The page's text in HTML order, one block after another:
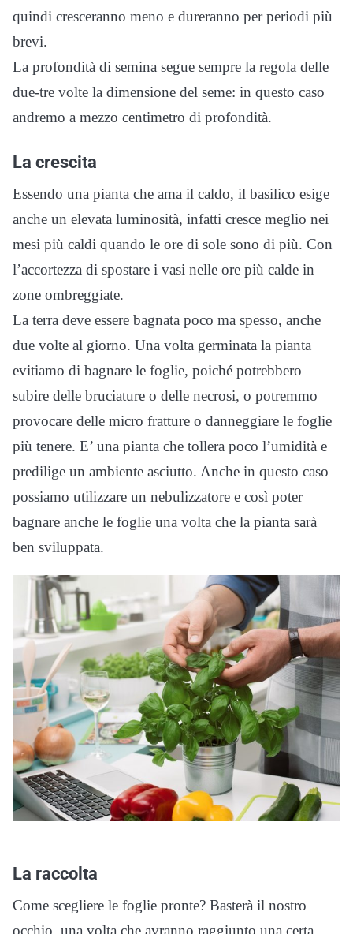
quindi cresceranno meno e dureranno per periodi più
brevi.
La profondità di semina segue sempre la regola delle
due-tre volte la dimensione del seme: in questo caso
andremo a mezzo centimetro di profondità.
La crescita
Essendo una pianta che ama il caldo, il basilico esige
anche un elevata luminosità, infatti cresce meglio nei
mesi più caldi quando le ore di sole sono di più. Con
l’accortezza di spostare i vasi nelle ore più calde in
zone ombreggiate.
La terra deve essere bagnata poco ma spesso, anche
due volte al giorno. Una volta germinata la pianta
evitiamo di bagnare le foglie, poiché potrebbero
subire delle bruciature o delle necrosi, o potremmo
provocare delle micro fratture o danneggiare le foglie
più tenere. E’ una pianta che tollera poco l’umidità e
predilige un ambiente asciutto. Anche in questo caso
possiamo utilizzare un nebulizzatore e così poter
bagnare anche le foglie una volta che la pianta sarà
ben sviluppata.
La raccolta
Come scegliere le foglie pronte? Basterà il nostro
occhio, una volta che avranno raggiunto una certa